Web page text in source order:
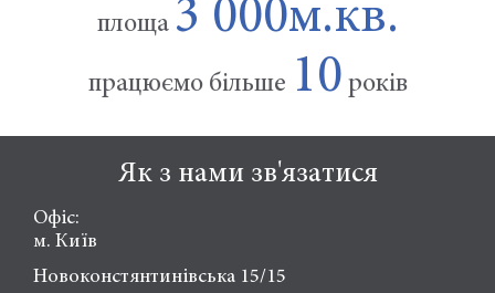
площа 3 000
працюємо більше 10 років
Як з нами зв'язатися
Офіс:
м. Київ
Новоконстянтинівська 15/15